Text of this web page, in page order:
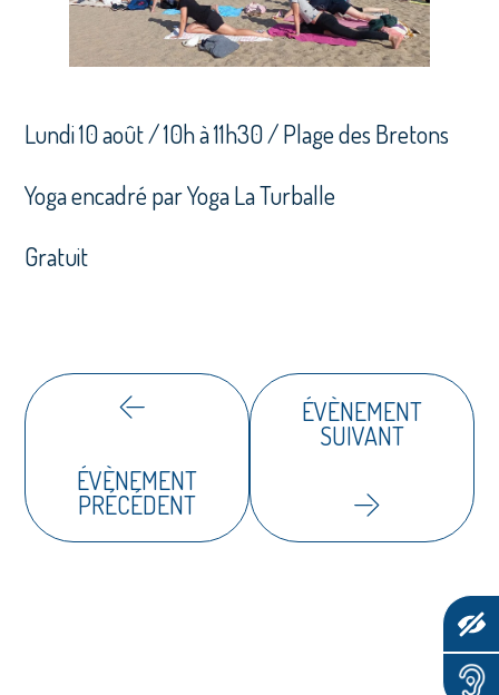
Lundi 10 août / 10h à 11h30 / Plage des Bretons
Yoga encadré par Yoga La Turballe
Gratuit
ÉVÈNEMENT
PRÉCÉDENT
ÉVÈNEMENT
SUIVANT